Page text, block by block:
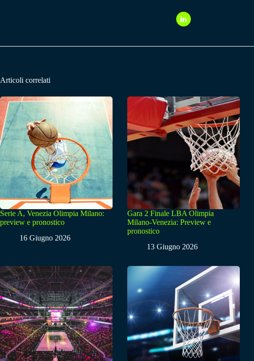
Articoli correlati
Serie A, Venezia Olimpia Milano:
preview e pronostico
16 Giugno 2026
Gara 2 Finale LBA Olimpia
Milano-Venezia: Preview e
pronostico
13 Giugno 2026